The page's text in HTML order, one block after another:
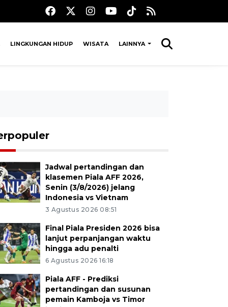
LINGKUNGAN HIDUP WISATA LAINNYA
Jadwal pertandingan dan
klasemen Piala AFF 2026,
Senin (3/8/2026) jelang
Indonesia vs Vietnam
3 Agustus 2026 08:51
Final Piala Presiden 2026 bisa
lanjut perpanjangan waktu
hingga adu penalti
6 Agustus 2026 16:18
Piala AFF - Prediksi
pertandingan dan susunan
pemain Kamboja vs Timor